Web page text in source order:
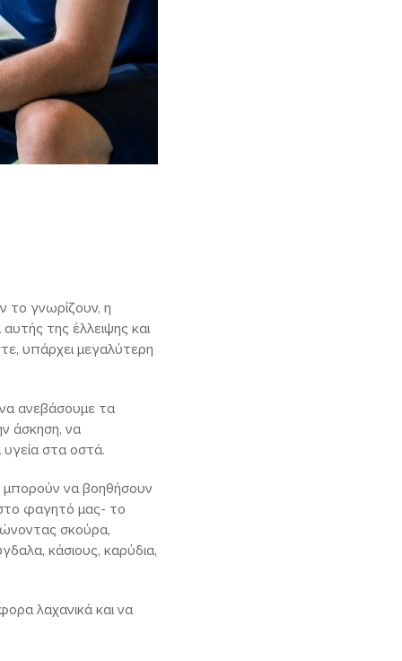
το γνωρίζουν, η
της έλλειψης και
υπάρχει μεγαλύτερη
ανεβάσουμε τα
άσκηση, να
στα οστά.
να βοηθήσουν
φαγητό μας- το
σκούρα,
κάσιους, καρύδια,
λαχανικά και να